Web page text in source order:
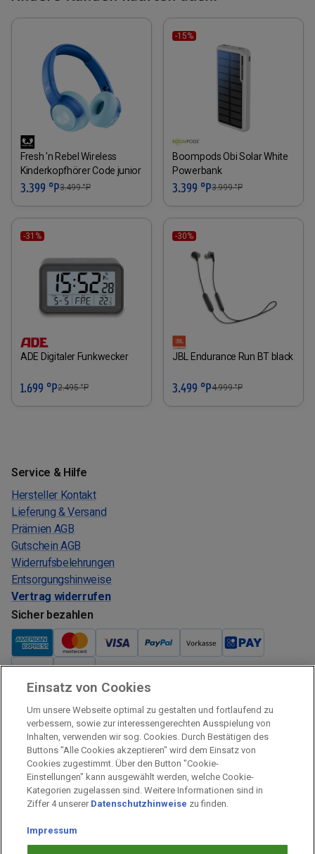
Fresh 'n Rebel Wireless
Kinderkopfhörer Code junior
3.399 °P3.499°P
-15%
Boompods Obi Solar White
Powerbank
3.399 °P3.999°P
-31%
ADE Digitaler Funkwecker
1.699 °P2.495°P
-30%
JBL Endurance Run BT black
3.499 °P4.999°P
Service & Hilfe
Hersteller Kontakt
Lieferung & Versand
Prämien AGB
Gutschein AGB
Widerrufsbelehrungen
Entsorgungshinweise
Vertrag widerrufen
Sicher bezahlen
Verkauf und Versand
Kostenloser Versand:
Verkauf und Versand durch:
Verkauf Gutscheine durch:
Sicher einkaufen
Prämien Impressum
Einsatz von Cookies
Um unsere Webseite optimal zu gestalten und fortlaufend zu
verbessern, sowie zur interessengerechten Ausspielung von
Inhalten, verwenden wir sog. Cookies. Durch Bestätigen des
Buttons "Alle Cookies akzeptieren" wird dem Einsatz von
Cookies zugestimmt. Über den Button "Cookie-
Einstellungen" kann ausgewählt werden, welche Cookie-
Kategorien zugelassen sind. Weitere Informationen sind in
Ziffer 4 unserer Datenschutzhinweise zu finden.
Impressum